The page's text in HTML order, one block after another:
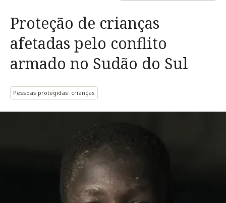
Proteção de crianças
afetadas pelo conflito
armado no Sudão do Sul
Pessoas protegidas: crianças